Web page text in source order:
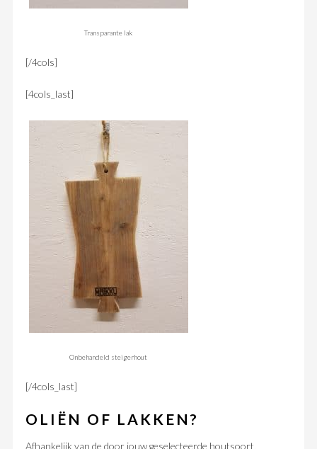
Transparante lak
[/4cols]
[4cols_last]
Onbehandeld steigerhout
[/4cols_last]
OLIËN OF LAKKEN?
Afhankelijk van de door jouw geselecteerde houtsoort,